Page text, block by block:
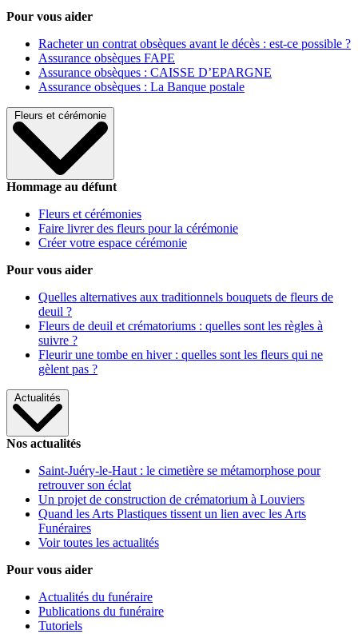
Pour vous aider
Racheter un contrat obsèques avant le décès : est-ce possible ?
Assurance obsèques FAPE
Assurance obsèques : CAISSE D’EPARGNE
Assurance obsèques : La Banque postale
Fleurs et cérémonie
Hommage au défunt
Fleurs et cérémonies
Faire livrer des fleurs pour la cérémonie
Créer votre espace cérémonie
Pour vous aider
Quelles alternatives aux traditionnels bouquets de fleurs de
deuil ?
Fleurs de deuil et crématoriums : quelles sont les règles à
suivre ?
Fleurir une tombe en hiver : quelles sont les fleurs qui ne
gèlent pas ?
Actualités
Nos actualités
Saint-Juéry-le-Haut : le cimetière se métamorphose pour
retrouver son éclat
Un projet de construction de crématorium à Louviers
Quand les Arts Plastiques tissent un lien avec les Arts
Funéraires
Voir toutes les actualités
Pour vous aider
Actualités du funéraire
Publications du funéraire
Tutoriels